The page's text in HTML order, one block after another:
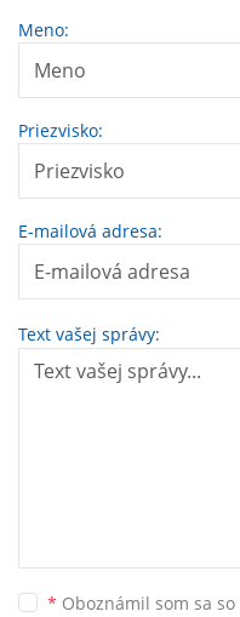
Meno:
Priezvisko:
E-mailová adresa:
Text vašej správy:
* Oboznámil som sa so